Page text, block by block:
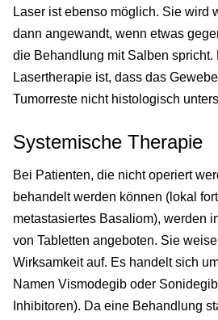
Laser ist ebenso möglich. Sie wird
dann angewandt, wenn etwas
die Behandlung mit Salben spricht.
Lasertherapie ist, dass das
Tumorreste nicht histologisch
Systemische Therapie
Bei Patienten, die nicht operiert
behandelt werden können (lokal
metastasiertes Basaliom), werden
von Tabletten angeboten. Sie
Wirksamkeit auf. Es handelt sich
Namen Vismodegib oder
Inhibitoren). Da eine Behandlung